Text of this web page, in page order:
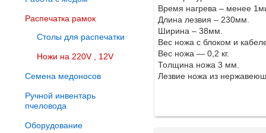
Распечатка рамок
Столы для распечатки
Ножи на 220V , 12V
Семена медоносов
Ручной инвентарь
пчеловода
Оборудование
Время нагрева – менее
Длина лезвия – 230мм.
Ширина – 38мм.
Вес ножа с блоком и
Вес ножа — 0,2 кг.
Толщина ножа 3 мм.
Лезвие ножа из